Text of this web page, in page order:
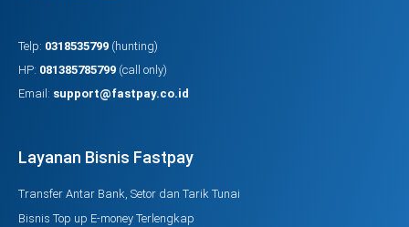
Telp: 0318535799 (hunting)
HP: 081385785799 (call only)
Email: support@fastpay.co.id
Layanan Bisnis Fastpay
Transfer Antar Bank, Setor dan Tarik Tunai
Bisnis Top up E-money Terlengkap